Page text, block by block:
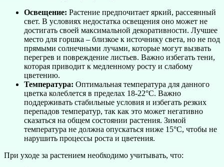
Освещение: Растение предпочитает яркий, рассеянный
свет. В условиях недостатка освещения оно может не
достигать своей максимальной декоративности. Лучшее
место для горшка – близкое к источнику света, но не под
прямыми солнечными лучами, которые могут вызвать
перегрев и повреждение листьев. Важно избегать тени,
которая приводит к медленному росту и слабому
цветению.
Температура: Оптимальная температура для данного
цветка колеблется в пределах 18-22°C. Важно
поддерживать стабильные условия и избегать резких
перепадов температур, так как это может негативно
сказаться на общем состоянии растения. Зимой
температура не должна опускаться ниже 15°C, чтобы не
нарушить процессы роста и цветения.
При уходе за растением необходимо учитывать, что: